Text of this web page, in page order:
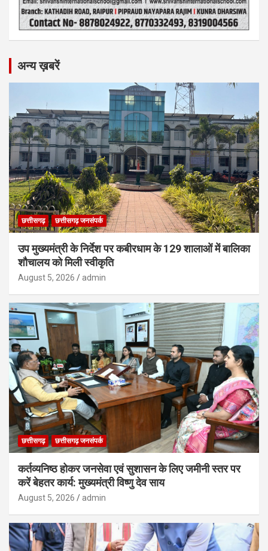
अन्य ख़बरें
छत्तीसगढ़ छत्तीसगढ़ जनसंपर्क
उप मुख्यमंत्री के निर्देश पर कबीरधाम के 129 शालाओं में बालिका
शौचालय को मिली स्वीकृति
August 5, 2026 admin
छत्तीसगढ़ छत्तीसगढ़ जनसंपर्क
कर्तव्यनिष्ठ होकर जनसेवा एवं सुशासन के लिए जमीनी स्तर पर
करें बेहतर कार्य: मुख्यमंत्री विष्णु देव साय
August 5, 2026 admin